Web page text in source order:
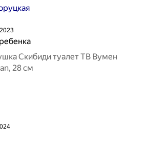
Скибиди туалет ТВ Вумен
28 см